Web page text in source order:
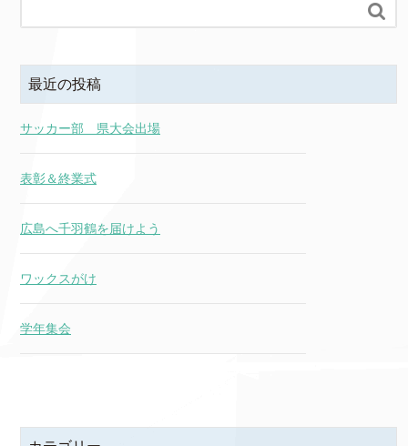

最近の投稿
サッカー部 県大会出場
表彰＆終業式
広島へ千羽鶴を届けよう
ワックスがけ
学年集会